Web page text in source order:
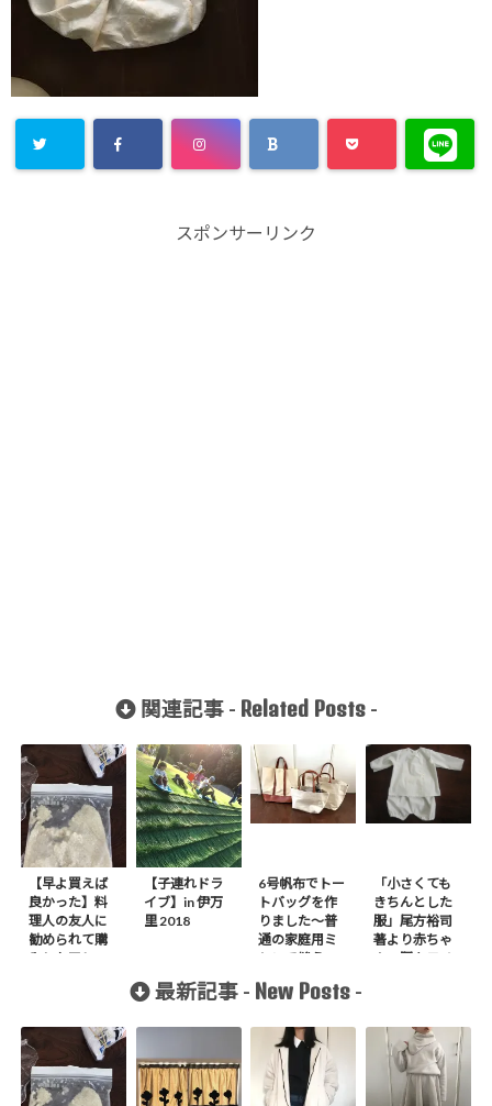
スポンサーリンク
関連記事 - Related Posts-
【早よ買えば
良かった】料
理人の友人に
勧められて購
入したアレ
【子連れドラ
イブ】in 伊万
里 2018
6号帆布でトー
トバッグを作
りました〜普
通の家庭用ミ
シンで縫う〜
「小さくても
きちんとした
服」尾方裕司
著より赤ちゃ
んの服キモノ
最新記事 - New Posts -